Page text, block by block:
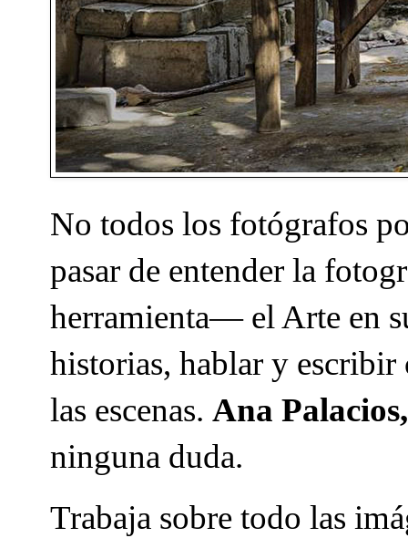
No todos los fotógrafos
pasar de entender la
herramienta— el Arte en
historias, hablar y escribir
las escenas. Ana
ninguna duda.
Trabaja sobre todo las